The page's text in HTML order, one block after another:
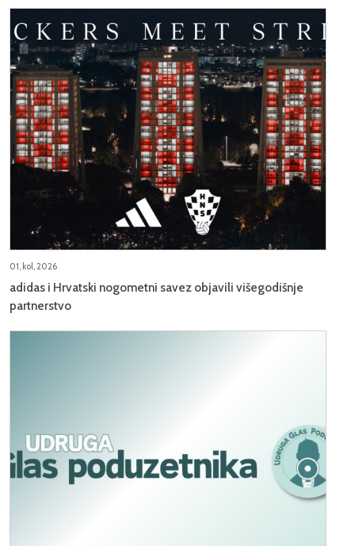
01, kol, 2026
adidas i Hrvatski nogometni savez objavili višegodišnje
partnerstvo